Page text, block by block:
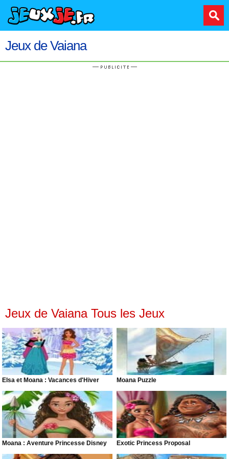
Jeux de Vaiana
Jeux de Vaiana Tous les Jeux
Elsa et Moana : Vacances d'Hiver Moana Puzzle
Moana : Aventure Princesse Disney Exotic Princess Proposal